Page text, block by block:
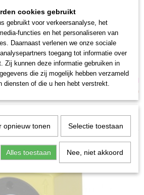
UW WINKELWAGEN
(0)
cookies gebruikt
gebruikt voor verkeersanalyse, het
functies en het personaliseren van
Daarnaast verlenen we onze sociale
toegang tot informatie over
Zij kunnen deze informatie gebruiken in
die zij mogelijk hebben verzameld
diensten of die u hen hebt verstrekt.
opnieuw tonen Selectie toestaan
Alles toestaan Nee, niet akkoord